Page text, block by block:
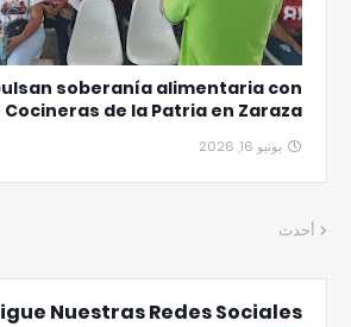
soberanía alimentaria con
de la Patria en Zaraza
يونيو 16, 2026
أحدث
Nuestras Redes Sociales